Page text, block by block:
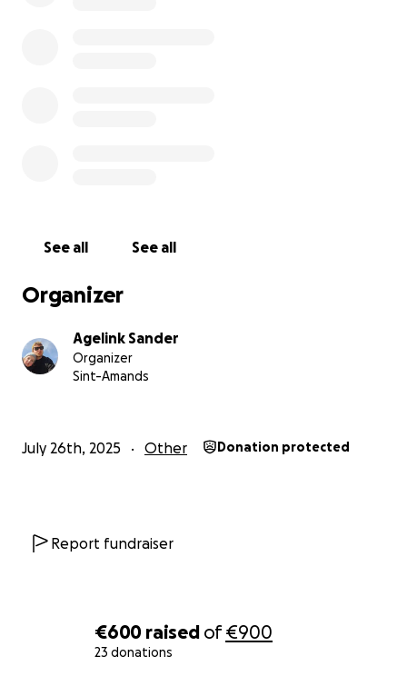
€600 raised of€900
23 donations
See all See all
Organizer
Agelink Sander
Organizer
Sint-Amands
July 26th, 2025 Other Donation protected
Report fundraiser